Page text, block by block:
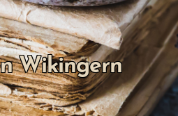
Wikingern